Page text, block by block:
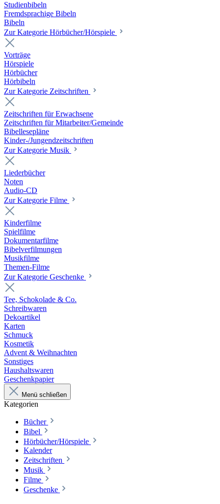
Studienbibeln
Fremdsprachige Bibeln
Bibeln
Zur Kategorie Hörbücher/Hörspiele
Vorträge
Hörspiele
Hörbücher
Hörbibeln
Zur Kategorie Zeitschriften
Zeitschriften für Erwachsene
Zeitschriften für Mitarbeiter/Gemeinde
Bibellesepläne
Kinder-/Jungendzeitschriften
Zur Kategorie Musik
Liederbücher
Noten
Audio-CD
Zur Kategorie Filme
Kinderfilme
Spielfilme
Dokumentarfilme
Bibelverfilmungen
Musikfilme
Themen-Filme
Zur Kategorie Geschenke
Tee, Schokolade & Co.
Schreibwaren
Dekoartikel
Karten
Schmuck
Kosmetik
Advent & Weihnachten
Sonstiges
Haushaltswaren
Geschenkpapier
Menü schließen
Kategorien
Bücher
Bibel
Hörbücher/Hörspiele
Kalender
Zeitschriften
Musik
Filme
Geschenke